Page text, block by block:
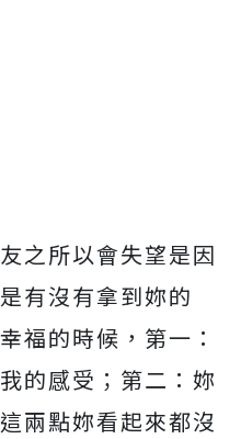
之所以會失望是因
是有沒有拿到妳的
福的時候，第一：
的感受；第二：妳
兩點妳看起來都沒